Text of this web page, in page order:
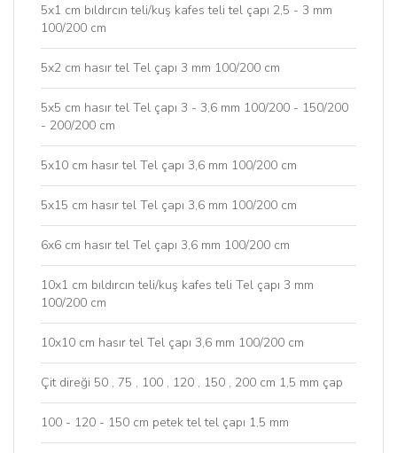
5x1 cm bıldırcın teli/kuş kafes teli tel çapı 2,5 - 3 mm
100/200 cm
5x2 cm hasır tel Tel çapı 3 mm 100/200 cm
5x5 cm hasır tel Tel çapı 3 - 3,6 mm 100/200 - 150/200
- 200/200 cm
5x10 cm hasır tel Tel çapı 3,6 mm 100/200 cm
5x15 cm hasır tel Tel çapı 3,6 mm 100/200 cm
6x6 cm hasır tel Tel çapı 3,6 mm 100/200 cm
10x1 cm bıldırcın teli/kuş kafes teli Tel çapı 3 mm
100/200 cm
10x10 cm hasır tel Tel çapı 3,6 mm 100/200 cm
Çit direği 50 , 75 , 100 , 120 , 150 , 200 cm 1,5 mm çap
100 - 120 - 150 cm petek tel tel çapı 1,5 mm